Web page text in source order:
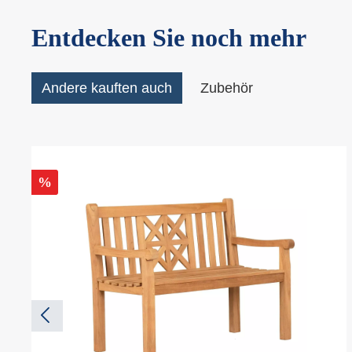
Entdecken Sie noch mehr
Andere kauften auch Zubehör
%